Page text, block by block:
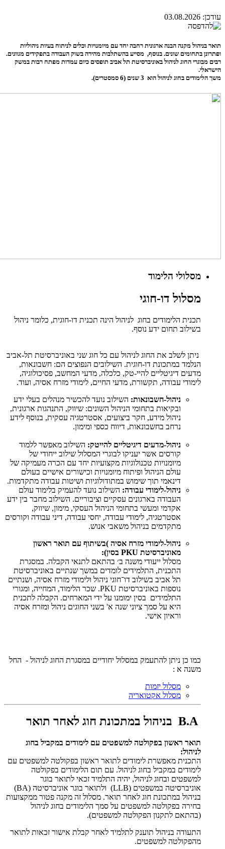
עודכן: 03.08.2026
תואר בניהול מקנה הבנה ארגונית רחבה יחד עם מיומנויות וכלים לניתוח בעיות ניהוליות
ופתרונן בתחומים שונים. בנוסף, מסייע בהשתלבות מהירה בשוק העבודה בתפקידים מגוונים.
רבים מבוגרי החוג לניהול באוניברסיטת תל אביב תופסים כיום עמדות מפתח רבות במשק
הישראלי.
משך הלימודים בחוג לניהול הוא 3 שנים (6 סמסטרים).
מסלולי הלימוד
מסלול דו-חוגי
תכנית הלימודים בחוג לניהול הינה תכנית דו-חוגית, כלומר ניהול
בשילוב תחום ידע נוסף.
ניתן לשלב את החוג לניהול עם כל חוג שני באוניברסיטת תל-אביב
הנלמד במתכונת דו-חוגית. השילובים הנפוצים הם: חשבונאות,
מדעים דיגיטליים להיי-טק, כלכלה, מדעי המחשב, פסיכולוגיה,
לימודי עבודה, תקשורת, מדעי החיים, לימודי מזרח אסיה, ועוד.
ניהול-חשבונאות: השילוב נועד להכשיר מנהלים בעלי ידע
ובקיאות בתחומי הניהול השונים: שיווק, התנהגות ארגונית,
ניהול מידע, חקר ביצועים, אסטרטגיה עסקית, בנוסף לידע
נרחב בחשבונאות, דיווח כספי ומימון.
ניהול-מדעים דיגיטליים להייטק: השילוב מאפשר ללמוד
קורסים אשר יעניקו לבוגרי המסלול שילוב ייחודי של
מיומנויות טכנולוגיות מקצועיות יחד עם הכרה מעמיקה של
עולם הניהול ופיתוח מיומנויות וכישורים אישיים בעולם
דינאמי תוך שימוש במתודולוגיות ושיטות עבודה מתקדמות.
ניהול-לימודי עבודה: השילוב נועד להעמיק בלימוד עולם
העבודה בארגונים עסקיים וציבוריים. השילוב מחבר בין ידע
אקדמי ומעשי בתחומי הניהול העסקי, מימון, שיווק,
אסטרטגיה, לימודי עבודה, יחסי עבודה, דיני עבודה וקורסים
מתקדמים בניהול משאבי אנוש.
ניהול-לימודי מזרח אסיה )בשיתוף עם תואר ראשון
מאוניברסיטת PKU בסין):
מסלול ייעודי משנה ב׳ בהתאם לתנאי הקבלה. במסגרת
התכנית, התלמידים לומדים במשך שנתיים באוניברסיטת
תל אביב בשילוב דו־חוגי ניהול ולימודי מזרח אסיה, ושנתיים
נוספות באוניברסיטת PKU. שכר הלימוד, המחייה, ומגורי
התלמידים בסין ימומנו על ידי המארחים. הקבלה לתכנית
היא על סמך ציוני שנה א' בשני החוגים ניהול ומזרח אסיה
וראיון אישי.
כמו כן ניתן להתעמק במסלול יחודיים במסגרת החוג לניהול - החל
משנה א :
מסלול יזמות
מסלול אקטואריה
B.A בניהול במתכונת חוג לאחר תואר
תואר ראשון בפקולטה למשפטים עם לימודים במקביל בחוג
לניהול:
התכנית מאפשרת לימודים לתואר ראשון בפקולטה למשפטים עם
לימודים במקביל בחוג לניהול. עם תום הלימודים בפקולטה
למשפטים ובחוג לניהול, יהיה התלמיד זכאי לתואר בוגר
אוניברסיטה במשפטים (LLB) ולתואר בוגר אוניברסיטה (BA)
בניהול במתכונת חוג לאחר תואר. מסלול זה מקנה פטור ממקצועות
בחירה בפקולטה למשפטים על סמך הלימודים בחוג לניהול
(בהתאם לתקנון הפקולטה למשפטים).
התעודה בניהול תוענק לתלמיד לאחר קבלת אישור זכאות לתואר
מהפקולטה למשפטים.